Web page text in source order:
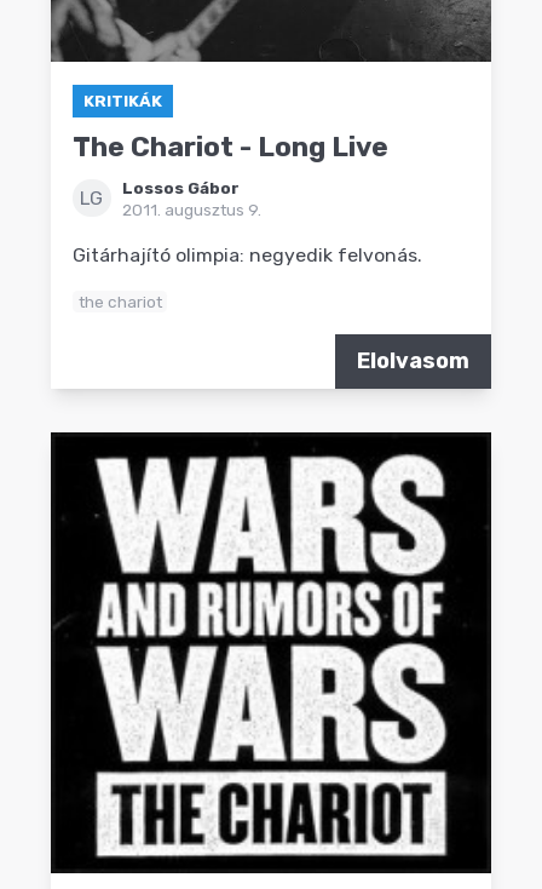
KRITIKÁK
The Chariot - Long Live
LG
Lossos Gábor
2011. augusztus 9.
Gitárhajító olimpia: negyedik felvonás.
the chariot
Elolvasom